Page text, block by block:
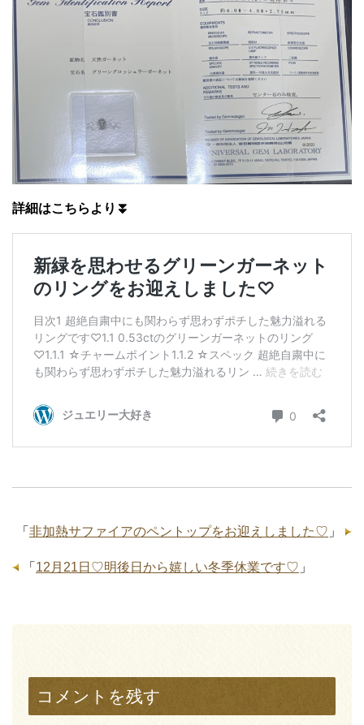
詳細はこちらより⏬
「 非加熱サファイアのペントップをお迎えしました♡ 」
「 12月21日♡明後日から嬉しい冬季休業です♡ 」
コメントを残す